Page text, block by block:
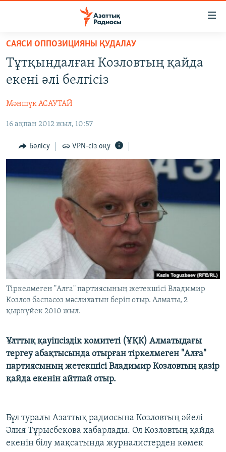
Skip
main
content
to
Navigation
САЯСАТ
ҚАҢТАР ОҚИҒАСЫ
АДАМ ҚҰҚЫҚТАРЫ
ӘЛЕУМЕТ
АРНАЙЫ ЖОБАЛАР
ЖАЗЫЛЫҢЫЗ
Басқа тілдерде
САЯСИ ОППОЗИЦИЯНЫ ҚУДАЛАУ
Тұтқындалған Козловтың қайда
екені әлі белгісіз
Мәншүк АСАУТАЙ
16 ақпан 2012 жыл, 10:57
Бөлісу VPN-сіз оқу
Тіркелмеген "Алға" партиясының жетекшісі Владимир
Козлов баспасөз мәслихатын беріп отыр. Алматы, 2
қыркүйек 2010 жыл.
Ұлттық қауіпсіздік комитеті (ҰҚК) Алматыдағы
тергеу абақтысында отырған тіркелмеген "Алға"
партиясының жетекшісі Владимир Козловтың қазір
қайда екенін айтпай отыр.
Бұл туралы Азаттық радиосына Козловтың әйелі
Әлия Тұрысбекова хабарлады. Ол Козловтың қайда
екенін білу мақсатында журналистерден көмек